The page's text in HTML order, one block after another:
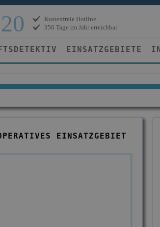
Kostenfreie Hotline
356 Tage im Jahr erreichbar
EINSATZGEBIETE
EINSATZGEBIET